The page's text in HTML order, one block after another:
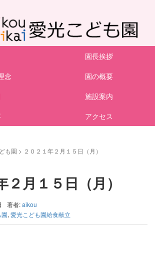
園長挨拶
念
園の概要
施設案内
アクセス
も園 > ２０２１年２月１５日（月）
２月１５日（月）
著者:aikou
, 愛光こども園給食献立